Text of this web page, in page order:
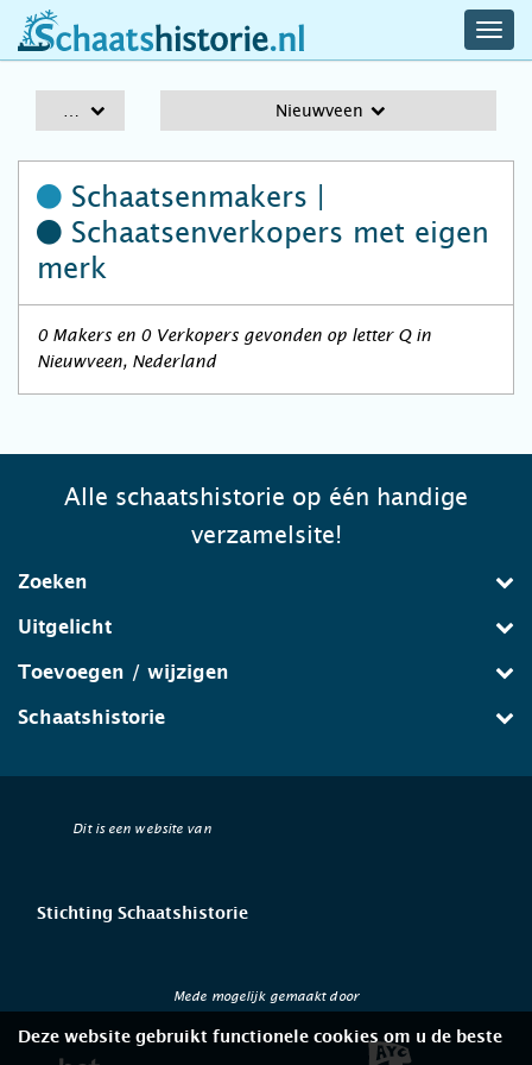
schaatshistorie.nl
Nieuwveen
Schaatsenmakers |
Schaatsenverkopers met eigen
merk
0 Makers en 0 Verkopers gevonden op letter Q in
Nieuwveen, Nederland
Alle schaatshistorie op één handige
verzamelsite!
Zoeken
Uitgelicht
Toevoegen / wijzigen
Schaatshistorie
Dit is een website van
Stichting Schaatshistorie
Mede mogelijk gemaakt door
Deze website gebruikt functionele cookies om u de beste